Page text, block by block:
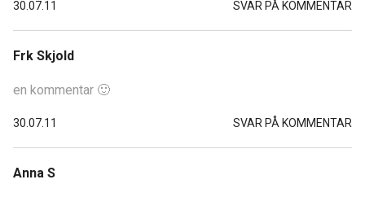
30.07.11 SVAR PÅ KOMMENTAR
Frk Skjold
en kommentar 🙂
30.07.11 SVAR PÅ KOMMENTAR
Anna S